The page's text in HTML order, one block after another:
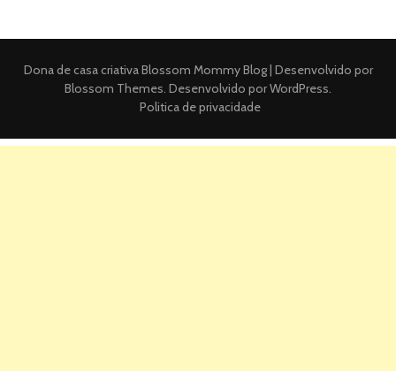
Dona de casa criativaBlossom Mommy Blog | Desenvolvido por
Blossom Themes. Desenvolvido porWordPress.
Politica de privacidade